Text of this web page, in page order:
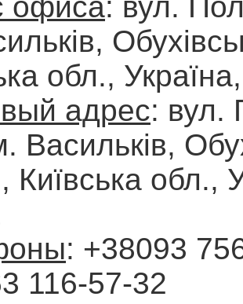
офиса: вул.
обл.,
адрес: вул.
Васильків,
Київська обл.,
: +38093
116-57-32